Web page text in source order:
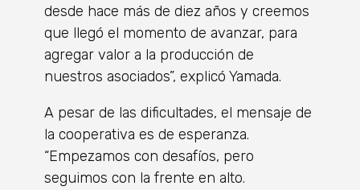
desde hace más de diez años y creemos
que llegó el momento de avanzar, para
agregar valor a la producción de
nuestros asociados”, explicó Yamada.
A pesar de las dificultades, el mensaje de
la cooperativa es de esperanza.
“Empezamos con desafíos, pero
seguimos con la frente en alto.